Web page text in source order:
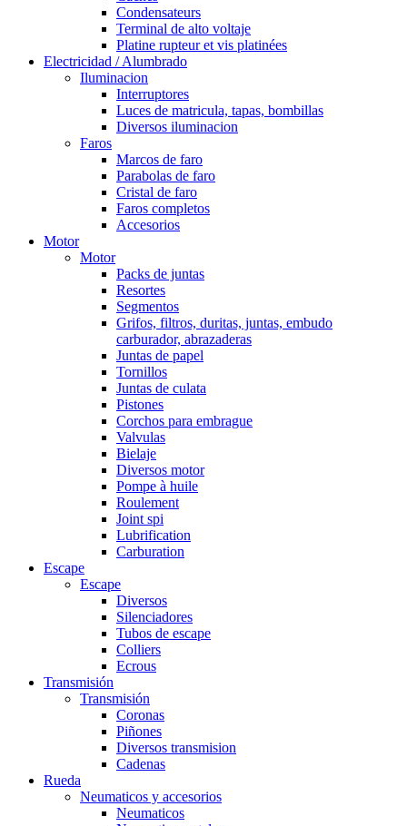
Condensateurs
Terminal de alto voltaje
Platine rupteur et vis platinées
Electricidad / Alumbrado
Iluminacion
Interruptores
Luces de matricula, tapas, bombillas
Diversos iluminacion
Faros
Marcos de faro
Parabolas de faro
Cristal de faro
Faros completos
Accesorios
Motor
Motor
Packs de juntas
Resortes
Segmentos
Grifos, filtros, duritas, juntas, embudo
carburador, abrazaderas
Juntas de papel
Tornillos
Juntas de culata
Pistones
Corchos para embrague
Valvulas
Bielaje
Diversos motor
Pompe à huile
Roulement
Joint spi
Lubrification
Carburation
Escape
Escape
Diversos
Silenciadores
Tubos de escape
Colliers
Ecrous
Transmisión
Transmisión
Coronas
Piñones
Diversos transmision
Cadenas
Rueda
Neumaticos y accesorios
Neumaticos